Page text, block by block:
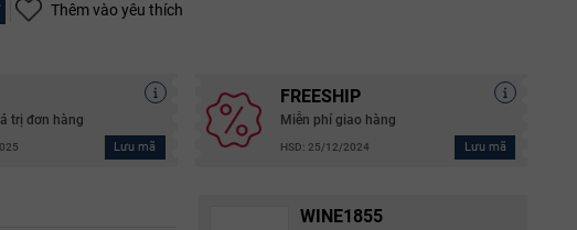
Thêm vào yêu thích
trị đơn hàng
Lưu mã
FREESHIP
Miễn phí giao hàng
HSD: 25/12/2024 Lưu mã
WINE1855